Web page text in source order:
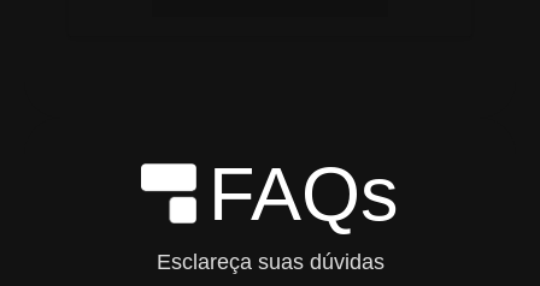
FAQs
Esclareça suas dúvidas